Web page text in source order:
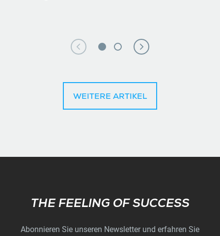
WEITERE ARTIKEL
Subscribe
THE FEELING OF SUCCESS
Abonnieren Sie unseren Newsletter und erfahren Sie